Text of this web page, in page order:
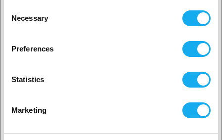
Selection
Necessary
Preferences
Statistics
Marketing
Anycubic Standard Resin Grå 1kg
-63%
Creality Laser Falcon Engraver-